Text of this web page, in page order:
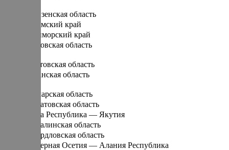
Пензенская область
Пермский край
Приморский край
Псковская область
Ростовская область
Рязанская область
Самарская область
Саратовская область
Саха Республика — Якутия
Сахалинская область
Свердловская область
Северная Осетия — Алания Республика